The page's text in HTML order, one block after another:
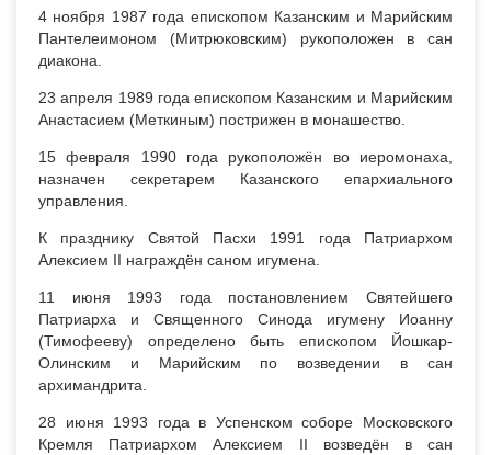
4 ноября 1987 года епископом Казанским и Марийским
Пантелеимоном (Митрюковским) рукоположен в сан
диакона.
23 апреля 1989 года епископом Казанским и Марийским
Анастасием (Меткиным) пострижен в монашество.
15 февраля 1990 года рукоположён во иеромонаха,
назначен секретарем Казанского епархиального
управления.
К празднику Святой Пасхи 1991 года Патриархом
Алексием II награждён саном игумена.
11 июня 1993 года постановлением Святейшего
Патриарха и Священного Синода игумену Иоанну
(Тимофееву) определено быть епископом Йошкар-
Олинским и Марийским по возведении в сан
архимандрита.
28 июня 1993 года в Успенском соборе Московского
Кремля Патриархом Алексием II возведён в сан